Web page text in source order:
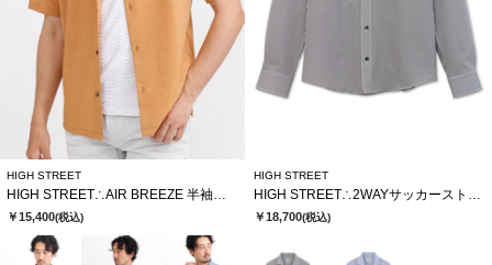
HIGH STREET
HIGH STREET∴AIR BREEZE 半袖シャツ
￥15,400(税込)
HIGH STREET
HIGH STREET∴2WAYサッカーストライプカッタウェイシャツ
￥18,700(税込)